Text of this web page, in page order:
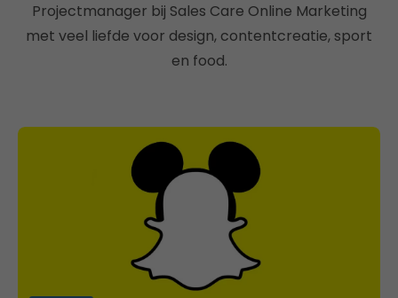
Projectmanager bij Sales Care Online Marketing
met veel liefde voor design, contentcreatie, sport
en food.